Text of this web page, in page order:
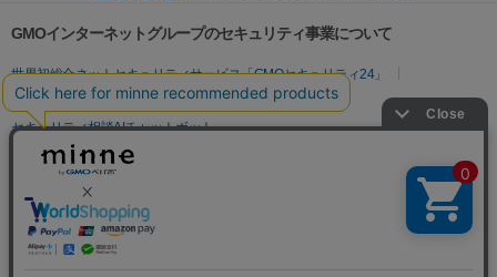
GMOインターネットグループのセキュリティ事業について
世界初総合ネットセキュリティサービス「GMOセキュリティ24」
パスワード漏洩診断
Webサイトリスク診断
セキュリティ相談AIチャットボット
実在証明・盗聴対策
サイバー攻撃対策（GMO Flatt Security）
セキュリティ事業の軌跡